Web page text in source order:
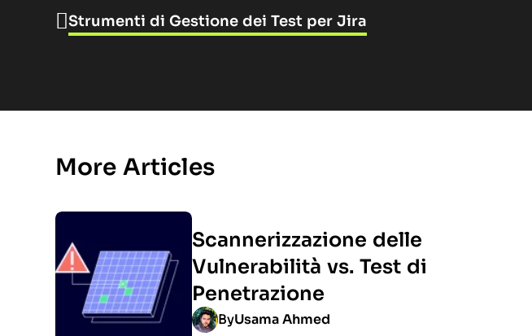
Strumenti di Gestione dei Test per Jira
More Articles
Scannerizzazione delle
Vulnerabilità vs. Test di
Penetrazione
ByUsama Ahmed